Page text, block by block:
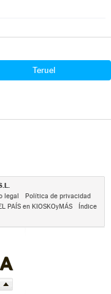
Teruel
legal
Política de privacidad
PAÍS en KIOSKOyMÁS
Índice